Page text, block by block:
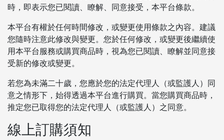
時，即表示您已閱讀、瞭解、同意接受，本平台條款。
本平台有權於任何時間修改，或變更使用條款之內容。建議
您隨時注意此修改與變更。您於任何修改，或變更後繼續使
用本平台服務或購買商品時，視為您已閱讀、瞭解並同意接
受新的修改或變更。
若您為未滿二十歲，您應於您的法定代理人（或監護人）同
意之情形下，始得透過本平台進行購買。當您購買商品時，
推定您已取得您的法定代理人（或監護人）之同意。
線上訂購須知